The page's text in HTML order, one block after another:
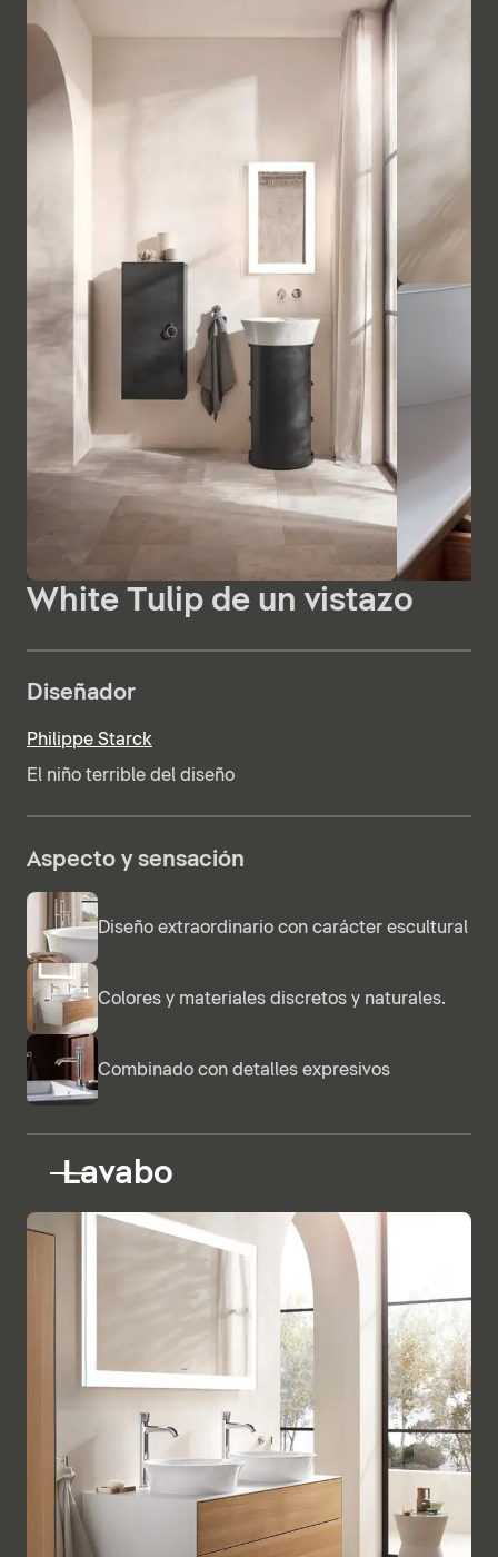
White Tulip de un vistazo
Diseñador
Philippe Starck
El niño terrible del diseño
Aspecto y sensación
Diseño extraordinario con carácter escultural
Colores y materiales discretos y naturales.
Combinado con detalles expresivos
Lavabo